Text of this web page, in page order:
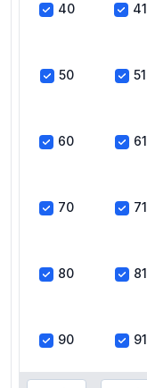
40 41
50 51
60 61
70 71
80 81
90 91